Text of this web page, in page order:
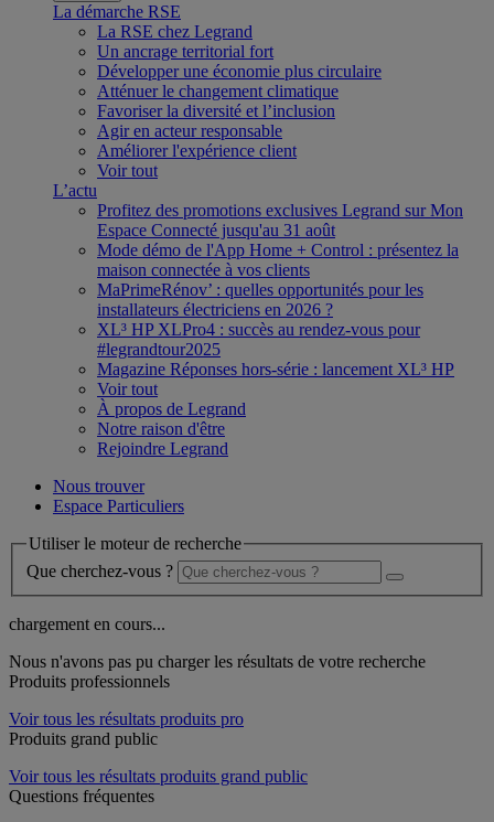
La démarche RSE
La RSE chez Legrand
Un ancrage territorial fort
Développer une économie plus circulaire
Atténuer le changement climatique
Favoriser la diversité et l’inclusion
Agir en acteur responsable
Améliorer l'expérience client
Voir tout
L’actu
Profitez des promotions exclusives Legrand sur Mon
Espace Connecté jusqu'au 31 août
Mode démo de l'App Home + Control : présentez la
maison connectée à vos clients
MaPrimeRénov’ : quelles opportunités pour les
installateurs électriciens en 2026 ?
XL³ HP XLPro4 : succès au rendez-vous pour
#legrandtour2025
Magazine Réponses hors-série : lancement XL³ HP
Voir tout
À propos de Legrand
Notre raison d'être
Rejoindre Legrand
Nous trouver
Espace Particuliers
Utiliser le moteur de recherche
Que cherchez-vous ?
chargement en cours...
Nous n'avons pas pu charger les résultats de votre recherche
Produits professionnels
Voir tous les résultats produits pro
Produits grand public
Voir tous les résultats produits grand public
Questions fréquentes